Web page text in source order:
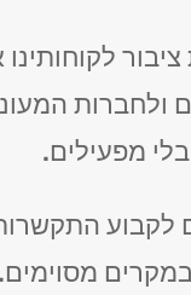
ולחברות
מפעילים.
לקבוע